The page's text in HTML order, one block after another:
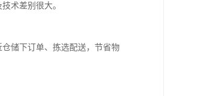
术差别很大。
储下订单、拣选配送，节省物